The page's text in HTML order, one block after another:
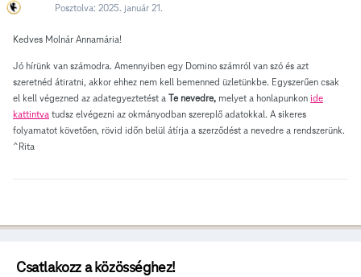
Posztolva: 2025. január 21.
Kedves Molnár Annamária!
Jó hírünk van számodra. Amennyiben egy Domino számról van szó és azt
szeretnéd átiratni, akkor ehhez nem kell bemenned üzletünkbe. Egyszerűen csak
el kell végezned az adategyeztetést a Te nevedre, melyet a honlapunkon ide
kattintva tudsz elvégezni az okmányodban szereplő adatokkal. A sikeres
folyamatot követően, rövid időn belül átírja a szerződést a nevedre a rendszerünk.
^Rita
Csatlakozz a közösséghez!